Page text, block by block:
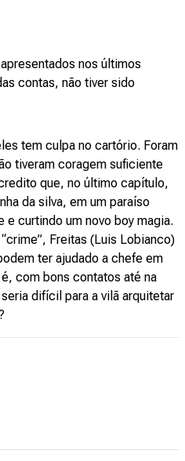
nos últimos
contas, não tiver sido
tem culpa no cartório. Foram
tiveram coragem suficiente
que, no último capítulo,
da silva, em um paraíso
e curtindo um novo boy magia.
Freitas (Luis Lobianco)
ter ajudado a chefe em
com bons contatos até na
difícil para a vilã arquitetar